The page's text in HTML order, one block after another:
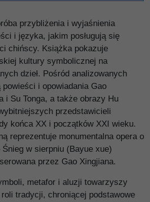
przybliżenia i wyjaśnienia
i języka, jakim posługują się
chińscy. Książka pokazuje
kultury symbolicznej na
dzieł. Pośród analizowanych
i opowiadania Gao
i Su Tonga, a także obrazy Hu
przedstawicieli
końca XX i początków XXI wieku.
reprezentuje monumentalna opera o
w sierpniu (Bayue xue)
przez Gao Xingjiana.
metafor i aluzji towarzyszy
tradycji, chroniącej podstawowe